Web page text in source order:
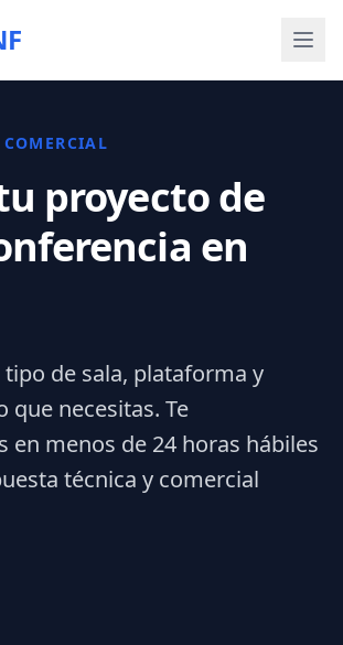
proyecto de
en
tipo de sala, plataforma y
que necesitas. Te
en menos de 24 horas hábiles
técnica y comercial